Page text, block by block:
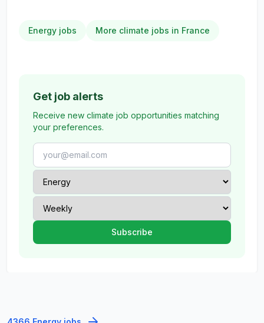
Energy jobs More climate jobs in France
Get job alerts
Receive new climate job opportunities matching
your preferences.